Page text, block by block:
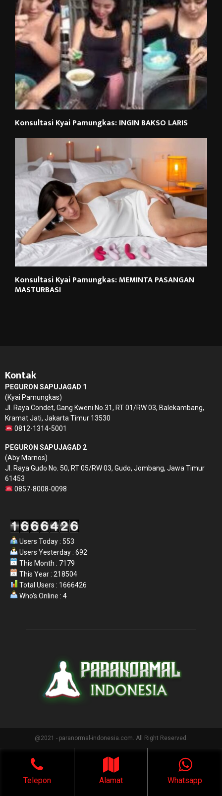
Konsultasi Kyai Pamungkas: INGIN BAKSO LARIS
Konsultasi Kyai Pamungkas: MEMINTA PASANGAN
MASTURBASI
Kontak
PEGURON SAPUJAGAD 1
(Kyai Pamungkas)
Jl. Raya Condet, Gang Kweni No.31, RT 01/RW 03, Balekambang,
Kramat Jati, Jakarta Timur 13530
0812-1314-5001
PEGURON SAPUJAGAD 2
(Aby Marnos)
Jl. Raya Gudo No. 50, RT 05/RW 03, Gudo, Jombang, Jawa Timur
61453
0857-8008-0098
Users Today : 553
Users Yesterday : 692
This Month : 7179
This Year : 218504
Total Users : 1666426
Who's Online : 4
@2021 - paranormal-indonesia.com. All Right Reserved.
Telepon Alamat Whatsapp